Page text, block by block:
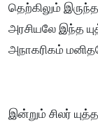
தெற்கிலும்
அரசியலே இந்த
அநாகரிகம்
இன்றும் சிலர்